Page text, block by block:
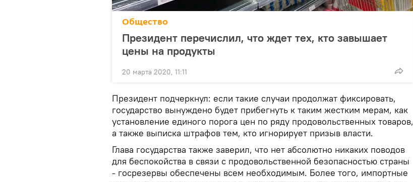
Общество
Президент перечислил, что ждет тех, кто завышает
цены на продукты
20 марта 2020, 11:11
Президент подчеркнул: если такие случаи продолжат фиксировать,
государство вынуждено будет прибегнуть к таким жестким мерам, как
установление единого порога цен по ряду продовольственных товаров,
а также выписка штрафов тем, кто игнорирует призыв власти.
Глава государства также заверил, что нет абсолютно никаких поводов
для беспокойства в связи с продовольственной безопасностью страны
- госрезервы обеспечены всем необходимым. Более того, импортные